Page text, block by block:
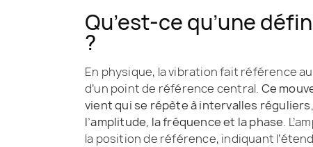
Qu’est-ce qu’une
?
En physique, la vibration fait référence
d’un point de référence central. Ce
vient qui se répète à intervalles
l’amplitude, la fréquence et la phase.
la position de référence, indiquant